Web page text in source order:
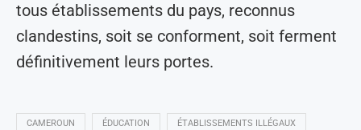
tous établissements du pays, reconnus
clandestins, soit se conforment, soit ferment
définitivement leurs portes.
CAMEROUN ÉDUCATION ÉTABLISSEMENTS ILLÉGAUX